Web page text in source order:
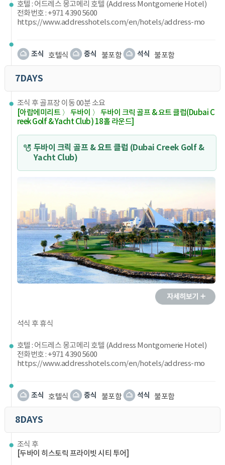
호텔 : 어드레스 몽고메리 호텔 (Address Montgomerie Hotel)
전화번호 : +971 4 390 5600
https://www.addresshotels.com/en/hotels/address-mo
호텔식 불포함 불포함
7DAYS
조식 후 골프장 이동 00분 소요
[아랍에미리트 〉 두바이 〉 두바이 크릭 골프 & 요트 클럽(Dubai C
reek Golf & Yacht Club) 18홀 라운드]
두바이 크릭 골프 & 요트 클럽 (Dubai Creek Golf &
Yacht Club)
석식 후 휴식
호텔 : 어드레스 몽고메리 호텔 (Address Montgomerie Hotel)
전화번호 : +971 4 390 5600
https://www.addresshotels.com/en/hotels/address-mo
호텔식 불포함 불포함
8DAYS
조식 후
[두바이 히스토릭 프라이빗 시티 투어]